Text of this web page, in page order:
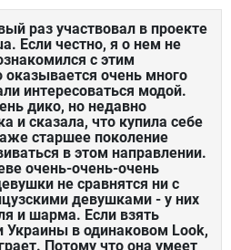
раз участвовал в проекте
Если честно, я о нем не
с этим
оказывается очень много
интересоваться модой.
дико, но недавно
и сказала, что купила себе
старшее поколение
в этом направлении.
очень-очень-очень
не сравнятся ни с
девушками - у них
и шарма. Если взять
в одинаковом Look,
Потому что она умеет